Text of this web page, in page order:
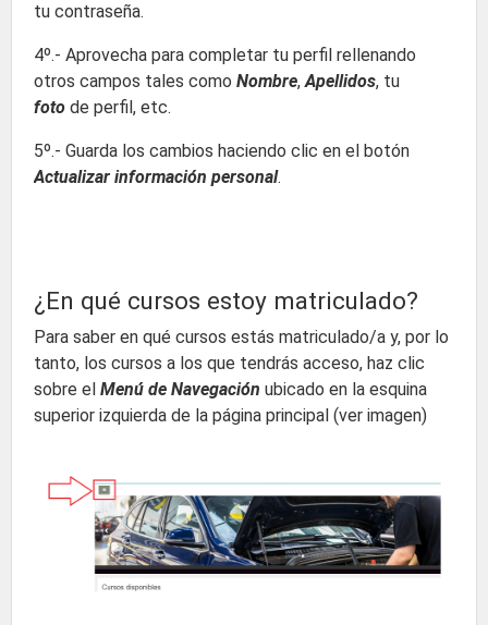
tu contraseña.
4º.- Aprovecha para completar tu perfil rellenando
otros campos tales como Nombre,Apellidos, tu
foto de perfil, etc.
5º.- Guarda los cambios haciendo clic en el botón
Actualizar información personal.
¿En qué cursos estoy matriculado?
Para saber en qué cursos estás matriculado/a y, por lo
tanto, los cursos a los que tendrás acceso, haz clic
sobre el Menú de Navegación ubicado en la esquina
superior izquierda de la página principal (ver imagen)